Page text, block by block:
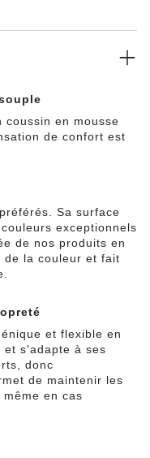
confectionnée dans
coussin en mousse
de confort est
Sa surface
exceptionnels
de nos produits en
de la couleur et fait
et flexible en
et s'adapte à ses
donc
de maintenir les
en cas